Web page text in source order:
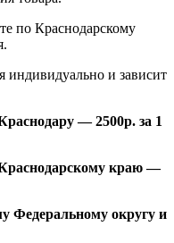
по Краснодарскому
индивидуально и зависит
— 2500р. за 1
краю —
Федеральному округу и